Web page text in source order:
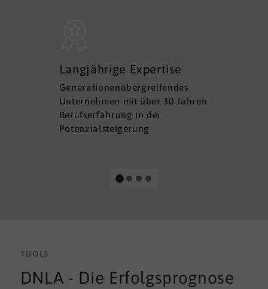
Langjährige Expertise
Generationenübergreifendes
Unternehmen mit über 30 Jahren
Berufserfahrung in der
Potenzialsteigerung
TOOLS
DNLA - Die Erfolgsprognose